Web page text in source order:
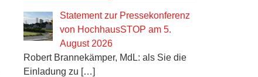
Statement zur Pressekonferenz
von HochhausSTOP am 5.
August 2026
Robert Brannekämper, MdL: als Sie die
Einladung zu […]